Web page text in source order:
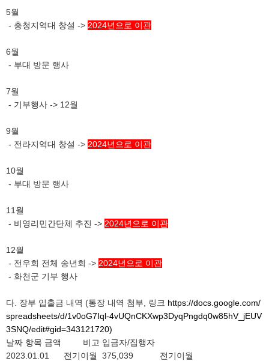
5월
- 충청지역대 창설 -> 2024년으로 이관
6월
- 부대 방문 행사
7월
- 기부행사 -> 12월
9월
- 전라지역대 창설 -> 2024년으로 이관
10월
- 부대 방문 행사
11월
- 비영리민간단체 추진 -> 2024년으로 이관
12월
- 전우회 전체 송년회 -> 2024년으로 이관
- 화천군 기부 행사
다. 장부 입출금 내역 (통장 내역 첨부, 링크 https://docs.google.com/
spreadsheets/d/1v0oG7Iql-4vUQnCKXwp3DyqPngdq0w85hV_jEUV
3SNQ/edit#gid=343121720)
날짜 항목 금액 비고 입금자/집행자
2023.01.01
전기이월 375,039
전기이월